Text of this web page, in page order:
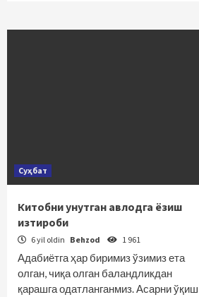
Суҳбат
Китобни унутган авлодга ёзиш
изтироби
6 yil oldin Behzod 1 961
Адабиётга ҳар биримиз ўзимиз ета
олган, чиқа олган баландликдан
қарашга одатланганмиз. Асарни ўқиш